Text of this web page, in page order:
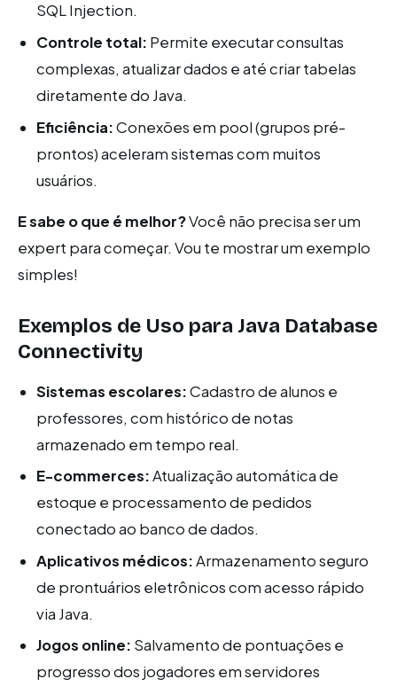
SQL Injection.
Controle total: Permite executar consultas
complexas, atualizar dados e até criar tabelas
diretamente do Java.
Eficiência:Conexões em pool (grupos pré-
prontos) aceleram sistemas com muitos
usuários.
E sabe o que é melhor?Você não precisa ser um
expert para começar. Vou te mostrar um exemplo
simples!
Exemplos de Uso para Java Database
Connectivity
Sistemas escolares:Cadastro de alunos e
professores, com histórico de notas
armazenado em tempo real.
E-commerces:Atualização automática de
estoque e processamento de pedidos
conectado ao banco de dados.
Aplicativos médicos:Armazenamento seguro
de prontuários eletrônicos com acesso rápido
via Java.
Jogos online: Salvamento de pontuações e
progresso dos jogadores em servidores